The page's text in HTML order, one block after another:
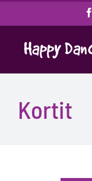
to
content
Kortit